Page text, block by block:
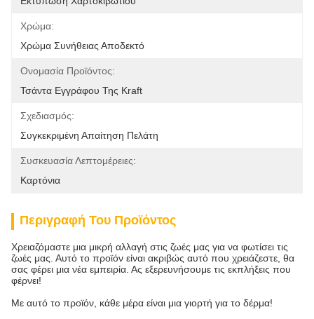
Χρώμα:
Χρώμα Συνήθειας Αποδεκτό
Ονομασία Προϊόντος:
Τσάντα Εγγράφου Της Kraft
Σχεδιασμός:
Συγκεκριμένη Απαίτηση Πελάτη
Συσκευασία Λεπτομέρειες:
Καρτόνια
Περιγραφή Του Προϊόντος
Χρειαζόμαστε μια μικρή αλλαγή στις ζωές μας για να φωτίσει τις
ζωές μας. Αυτό το προϊόν είναι ακριβώς αυτό που χρειάζεστε, θα
σας φέρει μια νέα εμπειρία. Ας εξερευνήσουμε τις εκπλήξεις που
φέρνει!
Με αυτό το προϊόν, κάθε μέρα είναι μια γιορτή για το δέρμα!